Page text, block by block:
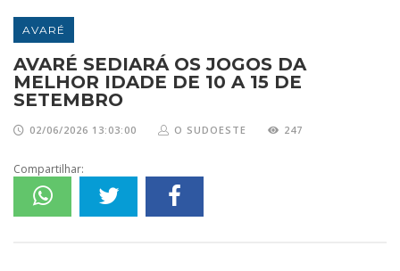
AVARÉ
AVARÉ SEDIARÁ OS JOGOS DA
MELHOR IDADE DE 10 A 15 DE
SETEMBRO
02/06/2026 13:03:00 O SUDOESTE 247
Compartilhar: